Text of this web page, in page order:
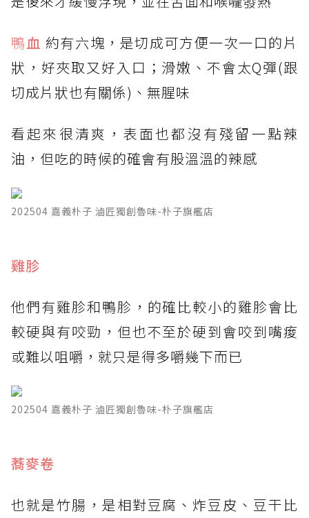
鴨 血 約有六塊，是切成可方便一次一口的片
狀，好夾取又好入口；滑嫩、不會太Q彈(跟
切成片狀也有關係)、無腥味
看起來很清爽，表面也都沒有殘留一點辣
油，但吃的時候的確會有股溫溫的辣感
202504 嘉義朴子 滷匠獨創魯味-朴子旗艦店
雞胗
他們有雞胗和鴨胗，的確比較小的雞胗會比
較硬與有咬勁，但也不至於硬到會咬到嘴痠
或難以咀嚼，就只是得多嚼幾下而已
202504 嘉義朴子 滷匠獨創魯味-朴子旗艦店
蕎麥卷
也就是竹腸，是相對豆腐、炸豆皮、豆干比